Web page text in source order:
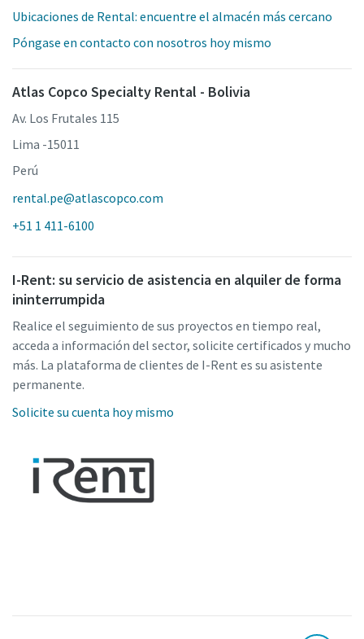
Ubicaciones de Rental: encuentre el almacén más cercano
Póngase en contacto con nosotros hoy mismo
Atlas Copco Specialty Rental - Bolivia
Av. Los Frutales 115
Lima -15011
Perú
rental.pe@atlascopco.com
+51 1 411-6100
I-Rent: su servicio de asistencia en alquiler de forma
ininterrumpida
Realice el seguimiento de sus proyectos en tiempo real,
acceda a información del sector, solicite certificados y mucho
más. La plataforma de clientes de I-Rent es su asistente
permanente.
Solicite su cuenta hoy mismo